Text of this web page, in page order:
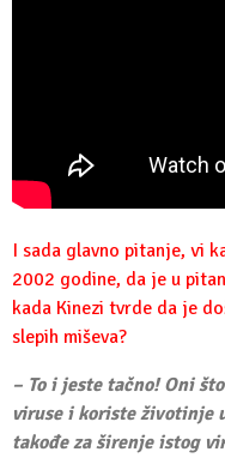
I sada glavno pitanje, vi
2002 godine, da je u
kada Kinezi tvrde da je
slepih miševa?
– To i jeste tačno! Oni
viruse i koriste životinje
takođe za širenje istog